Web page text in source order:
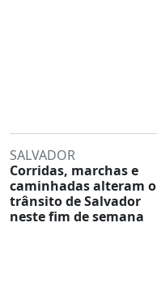
SALVADOR
Corridas, marchas e
caminhadas alteram o
trânsito de Salvador
neste fim de semana